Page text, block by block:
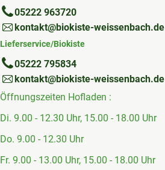
05222 963720
kontakt@biokiste-weissenbach.de
Lieferservice/Biokiste
05222 795834
kontakt@biokiste-weissenbach.de
Öffnungszeiten Hofladen :
Di. 9.00 - 12.30 Uhr, 15.00 - 18.00 Uhr
Do. 9.00 - 12.30 Uhr
Fr. 9.00 - 13.00 Uhr, 15.00 - 18.00 Uhr